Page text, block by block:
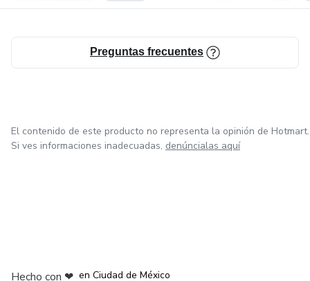
Preguntas frecuentes
El contenido de este producto no representa la opinión de Hotmart.
Si ves informaciones inadecuadas, denúncialas aquí
Hecho con ❤ en Ciudad de México